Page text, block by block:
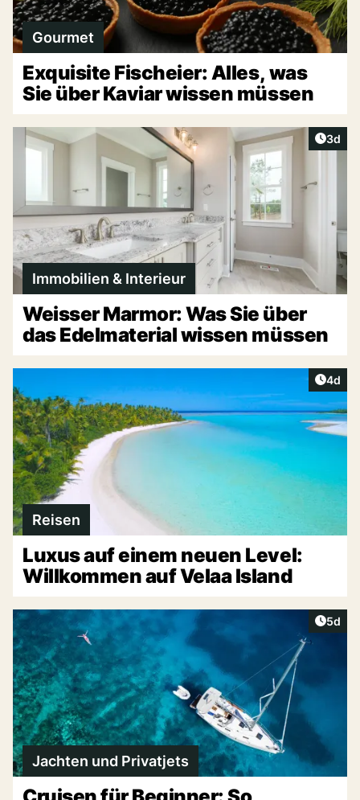
Gourmet
Exquisite Fischeier: Alles, was
Sie über Kaviar wissen müssen
3d
Immobilien & Interieur
Weisser Marmor: Was Sie über
das Edelmaterial wissen müssen
4d
Reisen
Luxus auf einem neuen Level:
Willkommen auf Velaa Island
5d
Jachten und Privatjets